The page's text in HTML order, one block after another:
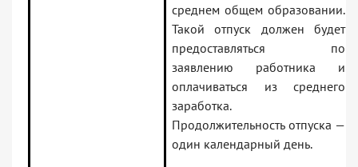
среднем общем образовании.
Такой отпуск должен будет
предоставляться по
заявлению работника и
оплачиваться из среднего
заработка.
Продолжительность отпуска —
один календарный день.